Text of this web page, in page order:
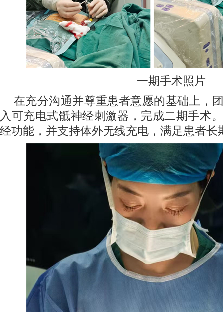
一期手术照片
在充分沟通并尊重患者意愿的基础上，
入可充电式骶神经刺激器，完成二期手术
经功能，并支持体外无线充电，满足患者长